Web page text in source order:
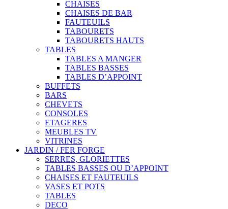
CHAISES
CHAISES DE BAR
FAUTEUILS
TABOURETS
TABOURETS HAUTS
TABLES
TABLES A MANGER
TABLES BASSES
TABLES D’APPOINT
BUFFETS
BARS
CHEVETS
CONSOLES
ETAGERES
MEUBLES TV
VITRINES
JARDIN / FER FORGE
SERRES, GLORIETTES
TABLES BASSES OU D’APPOINT
CHAISES ET FAUTEUILS
VASES ET POTS
TABLES
DECO